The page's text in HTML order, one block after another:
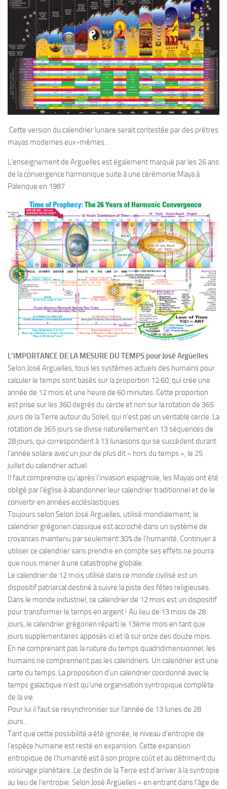
Cette version du calendrier lunaire serait contestée par des prêtres
mayas modernes eux-mêmes…
L’enseignement de Arguelles est également marqué par les 26 ans
de la convergence harmonique suite à une cérémonie Maya à
Palenque en 1987
L’IMPORTANCE DE LA MESURE DU TEMPS pour José Argüelles
Selon José Argüelles, tous les systèmes actuels des humains pour
calculer le temps sont basés sur la proportion 12:60, qui crée une
année de 12 mois et une heure de 60 minutes. Cette proportion
est prise sur les 360 degrés du cercle et non sur la rotation de 365
jours de la Terre autour du Soleil, qui n’est pas un véritable cercle. La
rotation de 365 jours se divise naturellement en 13 séquences de
28 jours, qui correspondent à 13 lunaisons qui se succèdent durant
l’année solaire avec un jour de plus dit « hors du temps », le 25
juillet du calendrier actuel.
Il faut comprendre qu’après l’invasion espagnole, les Mayas ont été
obligé par l’église à abandonner leur calendrier traditionnel et de le
convertir en années ecclésiastiques.
Toujours selon Selon José Argüelles, utilisé mondialement, le
calendrier grégorien classique est accroché dans un système de
croyances maintenu par seulement 30% de l’humanité. Continuer à
utiliser ce calendrier sans prendre en compte ses effets ne pourra
que nous mener à une catastrophe globale.
Le calendrier de 12 mois utilisé dans ce monde civilisé est un
dispositif patriarcal destiné à suivre la piste des fêtes religieuses.
Dans le monde industriel, ce calendrier de 12 mois est un dispositif
pour transformer le temps en argent ! Au lieu de 13 mois de 28
jours, le calendrier grégorien réparti le 13ème mois en tant que
jours supplémentaires apposés ici et là sur onze des douze mois.
En ne comprenant pas la nature du temps quadridimensionnel, les
humains ne comprennent pas les calendriers. Un calendrier est une
carte du temps. La proposition d’un calendrier coordonné avec le
temps galactique n’est qu’une organisation syntropique complète
de la vie.
Pour lui il faut se resynchroniser sur l’année de 13 lunes de 28
jours…
Tant que cette possibilité a été ignorée, le niveau d’entropie de
l’espèce humaine est resté en expansion. Cette expansion
entropique de l’humanité est à son propre coût et au détriment du
voisinage planétaire. Le destin de la Terre est d’arriver à la syntropie
au lieu de l’entropie. Selon José Argüelles « en entrant dans l’âge de